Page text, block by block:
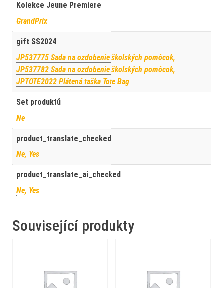
Kolekce Jeune Premiere
GrandPrix
gift SS2024
JP537775 Sada na ozdobenie školských pomôcok,
JP537782 Sada na ozdobenie školských pomôcok,
JPTOTE2022 Plátená taška Tote Bag
Set produktů
Ne
product_translate_checked
Ne, Yes
product_translate_ai_checked
Ne, Yes
Související produkty